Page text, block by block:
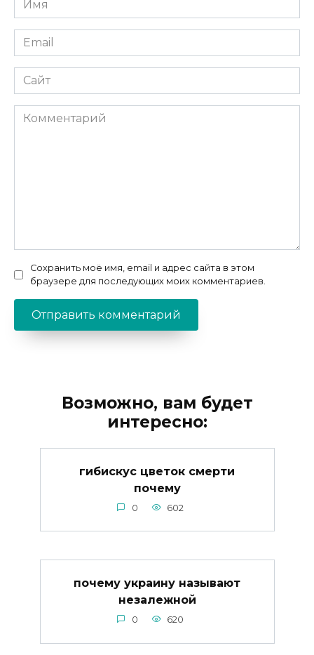
*
Email
*
Сайт
Комментарий
Сохранить моё имя, email и адрес сайта в этом
браузере для последующих моих комментариев.
Возможно, вам будет
интересно:
гибискус цветок смерти
почему
0 602
почему украину называют
незалежной
0 620